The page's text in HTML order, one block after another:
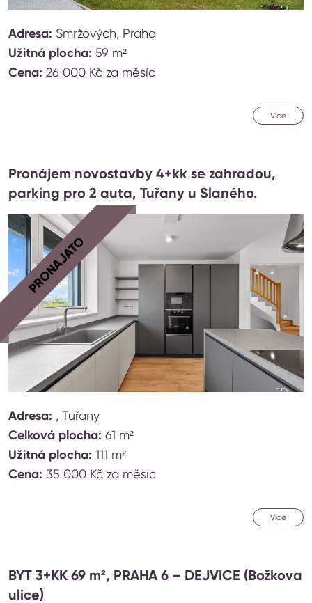
Adresa: Smržových, Praha
Užitná plocha: 59 m²
Cena: 26 000 Kč za měsíc
Více
Pronájem novostavby 4+kk se zahradou,
parking pro 2 auta, Tuřany u Slaného.
PRONAJATO
Adresa: , Tuřany
Celková plocha: 61 m²
Užitná plocha: 111 m²
Cena: 35 000 Kč za měsíc
Více
BYT 3+KK 69 m², PRAHA 6 – DEJVICE (Božkova
ulice)